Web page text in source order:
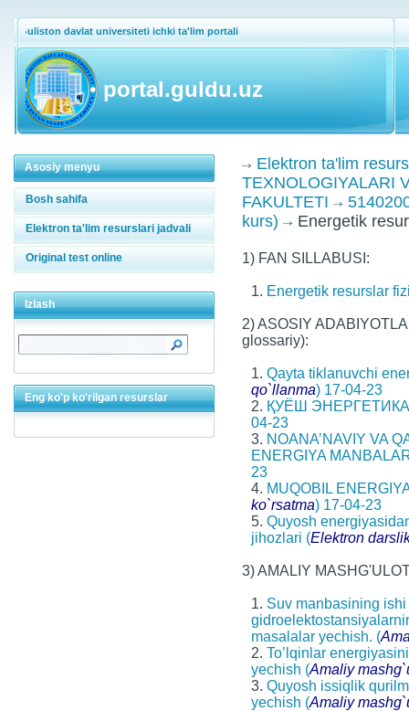
Guliston davlat universiteti ichki ta'lim portali
portal.guldu.uz
Asosiy menyu
Bosh sahifa
Elektron ta'lim resurslari jadvali
Original test online
Izlash
Eng ko'p ko'rilgan resurslar
Elektron ta'lim
TEXNOLOGIYALARI
FAKULTETI
kurs)
Energetik
1) FAN SILLABUSI:
1. Energetik resurslar
2) ASOSIY
glossariy):
1. Qayta tiklanuvchi
qo`llanma) 17-04-23
2. ҚУЁШ
04-23
3. NOANA’NAVIY VA
ENERGIYA
23
4. MUQOBIL
ko`rsatma) 17-04-23
5. Quyosh
jihozlari (Elektron
3) AMALIY
1. Suv manbasining ishi
masalalar yechish. (
2. To’lqinlar
yechish (Amaliy
3. Quyosh issiqlik
yechish (Amaliy